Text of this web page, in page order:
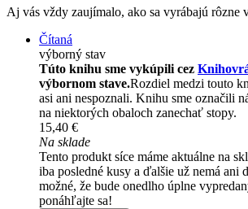
Aj vás vždy zaujímalo, ako sa vyrábajú rôzne
Čítaná
výborný stav
Túto knihu sme vykúpili cez
výbornom stave.Rozdiel medzi touto
asi ani nespoznali. Knihu sme označili
na niektorých obaloch zanechať stopy.
15,40 €
Na sklade
Tento produkt síce máme aktuálne na
iba posledné kusy a ďalšie už nemá ani
možné, že bude onedlho úplne
ponáhľajte sa!